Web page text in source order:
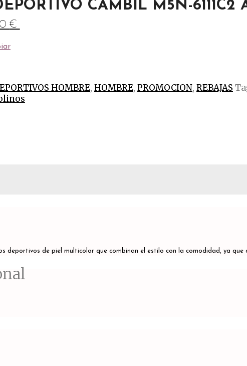
CAMBIL M5N-6111C2
€
HOMBRE, HOMBRE, PROMOCION, REBAJAS
deportivos de piel multicolor que combinan el estilo con la comodidad, ya